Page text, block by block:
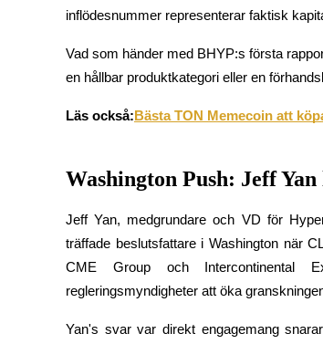
Power Piggy
inflödesnummer representerar faktisk
Vad som händer med BHYP:s första
en hållbar produktkategori eller en
Läs också: Bästa TON Memecoin att
Washington Push: Jeff
Jeff Yan, medgrundare och VD för
träffade beslutsfattare i Washington när
CME Group och Intercontinental
regleringsmyndigheter att öka
Yan's svar var direkt engagemang